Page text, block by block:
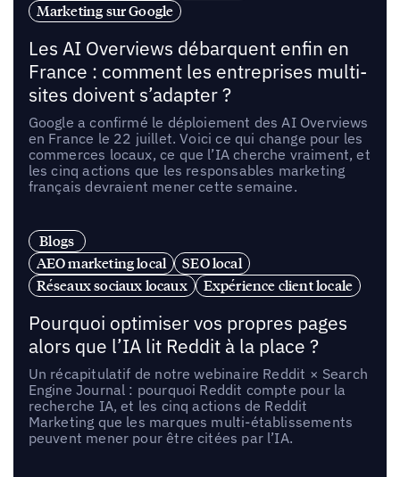
Marketing sur Google
Les AI Overviews débarquent enfin en
France : comment les entreprises multi-
sites doivent s’adapter ?
Google a confirmé le déploiement des AI Overviews
en France le 22 juillet. Voici ce qui change pour les
commerces locaux, ce que l’IA cherche vraiment, et
les cinq actions que les responsables marketing
français devraient mener cette semaine.
Blogs
AEO marketing local
SEO local
Réseaux sociaux locaux
Expérience client locale
Pourquoi optimiser vos propres pages
alors que l’IA lit Reddit à la place ?
Un récapitulatif de notre webinaire Reddit × Search
Engine Journal : pourquoi Reddit compte pour la
recherche IA, et les cinq actions de Reddit
Marketing que les marques multi-établissements
peuvent mener pour être citées par l’IA.